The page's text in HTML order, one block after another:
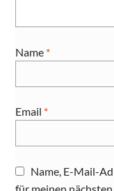
Name *
Email *
Name, E-Mail-